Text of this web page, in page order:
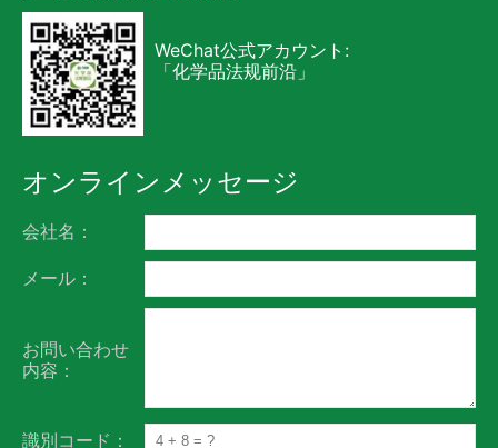
WeChat公式アカウント:
「化学品法规前沿」
オンラインメッセージ
会社名：
メール：
お問い合わせ
内容：
識別コード：